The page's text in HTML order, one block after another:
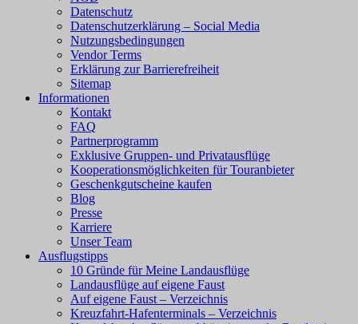
Datenschutz
Datenschutzerklärung – Social Media
Nutzungsbedingungen
Vendor Terms
Erklärung zur Barrierefreiheit
Sitemap
Informationen
Kontakt
FAQ
Partnerprogramm
Exklusive Gruppen- und Privatausflüge
Kooperationsmöglichkeiten für Touranbieter
Geschenkgutscheine kaufen
Blog
Presse
Karriere
Unser Team
Ausflugstipps
10 Gründe für Meine Landausflüge
Landausflüge auf eigene Faust
Auf eigene Faust – Verzeichnis
Kreuzfahrt-Hafenterminals – Verzeichnis